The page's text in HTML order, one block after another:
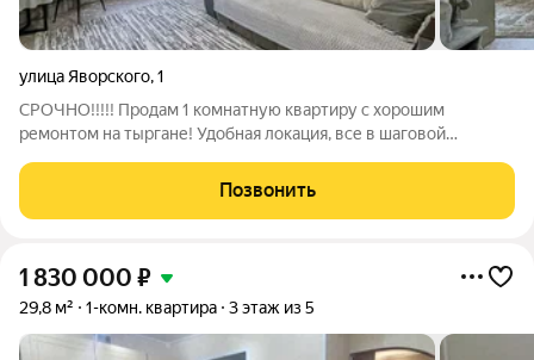
улица Яворского,1
СРОЧНО!!!!! Продам 1 комнатную квартиру с хорошим
ремонтом на тыргане! Удобная локация, все в шаговой
квартире сделан косметический ремонт, натяжной потолок,
поклеены хорошие обои. Окна
Позвонить
1 830 000 ₽
29,8 м² 1-комн. квартира 3 этаж из 5